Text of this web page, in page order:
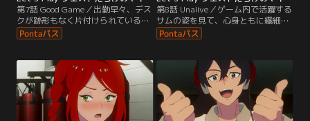
第7話 Good Game／出勤早々、デス
クが跡形もなく片付けられているこ
とに絶望するサム。クビになったと
思い落ち込むが、実はチャールズの
た『RUMINATE』のリプレイを踏み
出せずにいるマーシャルの前に、思
いがけない助けが現れる。
第8話 Unalive／ゲーム内で活躍する
サムの姿を見て、心身ともに繊細で
弱いと思っていたサムの強さを知る
マーシャル。しかし一方で体調は次
をきたし始めていた。そんな中、サ
ムはモニカのメイク動画に出演する
ことが突然決まり--？